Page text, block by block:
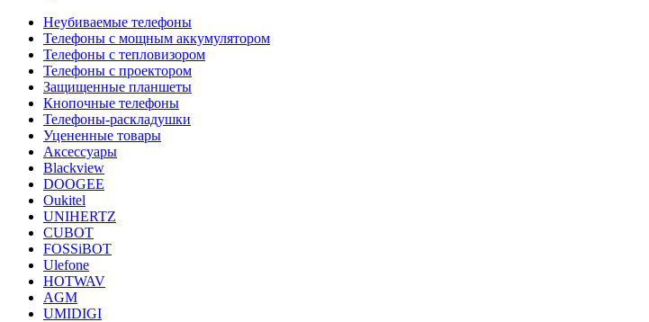
Неубиваемые телефоны
Телефоны с мощным аккумулятором
Телефоны с тепловизором
Телефоны с проектором
Защищенные планшеты
Кнопочные телефоны
Телефоны-раскладушки
Уцененные товары
Аксессуары
Blackview
DOOGEE
Oukitel
UNIHERTZ
CUBOT
FOSSiBOT
Ulefone
HOTWAV
AGM
UMIDIGI